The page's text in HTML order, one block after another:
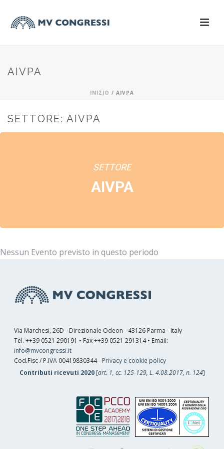
AIVPA
INIZIO / AIVPA
SETTORE: AIVPA
SETTORE
AIVPA
Nessun Evento previsto in questo periodo
Via Marchesi, 26D - Direzionale Odeon - 43126 Parma - Italy
Tel. ++39 0521 290191 • Fax ++39 0521 291314 • Email:
info@mvcongressi.it
Cod.Fisc / P.IVA 00419830344 - Privacy e cookie policy
Contributi ricevuti 2020[art. 1, cc. 125-129, L. 4.08.2017, n. 124]